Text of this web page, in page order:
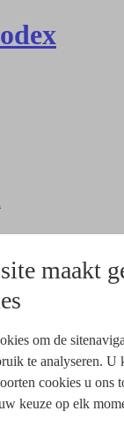
maakt
om de
te analyseren. U
cookies u ons
keuze op elk